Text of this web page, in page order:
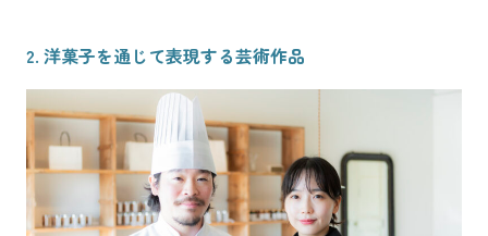
2. 洋菓子を通じて表現する芸術作品